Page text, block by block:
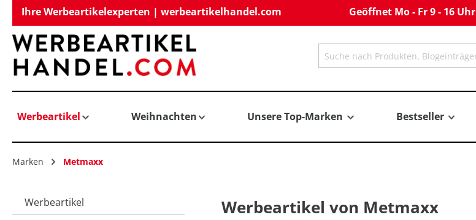
Zur Hauptnavigation springen
Ihre Werbeartikelexperten | werbeartikelhandel.com Geöffnet Mo - Fr 9 - 16 Uhr
Werbeartikel Weihnachten Unsere Top-Marken Bestseller
Marken Metmaxx
Werbeartikel von Metmaxx
Werbeartikel